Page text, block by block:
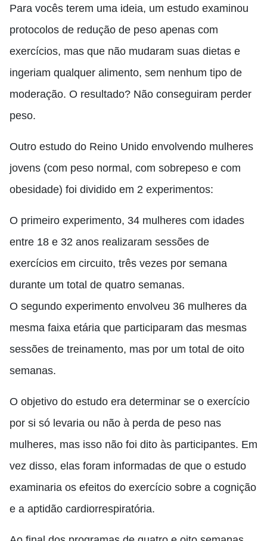
Para vocês terem uma ideia, um estudo examinou
protocolos de redução de peso apenas com
exercícios, mas que não mudaram suas dietas e
ingeriam qualquer alimento, sem nenhum tipo de
moderação. O resultado? Não conseguiram perder
peso.
Outro estudo do Reino Unido envolvendo mulheres
jovens (com peso normal, com sobrepeso e com
obesidade) foi dividido em 2 experimentos:
O primeiro experimento, 34 mulheres com idades
entre 18 e 32 anos realizaram sessões de
exercícios em circuito, três vezes por semana
durante um total de quatro semanas.
O segundo experimento envolveu 36 mulheres da
mesma faixa etária que participaram das mesmas
sessões de treinamento, mas por um total de oito
semanas.
O objetivo do estudo era determinar se o exercício
por si só levaria ou não à perda de peso nas
mulheres, mas isso não foi dito às participantes. Em
vez disso, elas foram informadas de que o estudo
examinaria os efeitos do exercício sobre a cognição
e a aptidão cardiorrespiratória.